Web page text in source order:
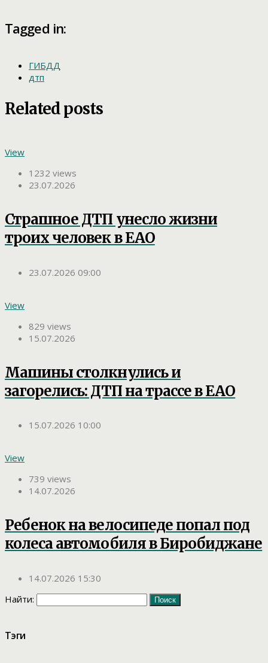
Tagged in:
ГИБДД
дтп
Related posts
View
1232 views
23.07.2026
Страшное ДТП унесло жизни
троих человек в ЕАО
23.07.2026 09:00
View
829 views
15.07.2026
Машины столкнулись и
загорелись: ДТП на трассе в ЕАО
15.07.2026 10:00
View
739 views
14.07.2026
Ребенок на велосипеде попал под
колеса автомобиля в Биробиджане
14.07.2026 15:30
Найти:
Тэги